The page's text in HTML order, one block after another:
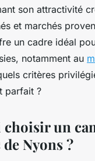
son attractivité
et marchés
un cadre idéal
notamment au
critères
parfait ?
un
Nyons ?